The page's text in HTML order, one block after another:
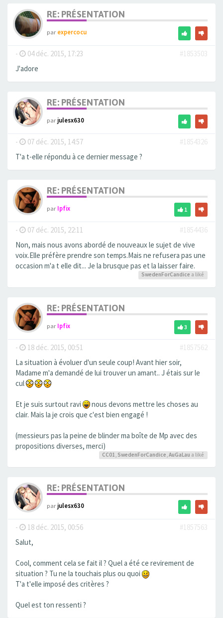
RE: PRÉSENTATION
parexpercocu
- 04 déc. 2015, 17:23
#1853503
J'adore
RE: PRÉSENTATION
parjulesx630
- 07 déc. 2015, 14:57
#1854326
T'a t-elle répondu à ce dernier message ?
RE: PRÉSENTATION
parIpfix 1
- 07 déc. 2015, 22:11
#1854436
Non, mais nous avons abordé de nouveaux le sujet de vive
voix.Elle préfère prendre son temps.Mais ne refusera pas une
occasion m'a t elle dit... Je la brusque pas et la laisser faire.
SwedenForCandice a liké
RE: PRÉSENTATION
parIpfix 3
- 18 déc. 2015, 00:51
#1857562
La situation à évoluer d'un seule coup! Avant hier soir,
Madame m'a demandé de lui trouver un amant.. J étais sur le
cul
Et je suis surtout ravi
nous devons mettre les choses au
clair. Mais la je crois que c'est bien engagé !
(messieurs pas la peine de blinder ma boîte de Mp avec des
propositions diverses, merci)
CC01, SwedenForCandice,AuGaLau a liké
RE: PRÉSENTATION
parjulesx630
- 18 déc. 2015, 00:56
#1857563
Salut,
Cool, comment cela se fait il ? Quel a été ce revirement de
situation ? Tu ne la touchais plus ou quoi
T'a t'elle imposé des critères ?
Quel est ton ressenti ?